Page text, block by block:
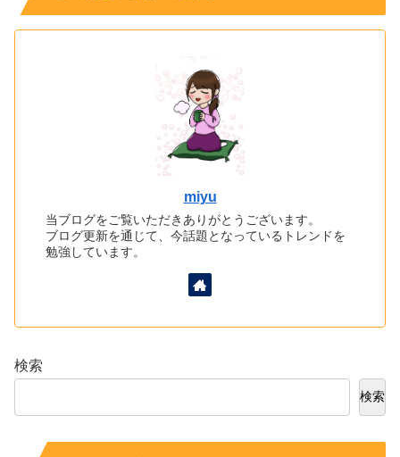
miyu
当ブログをご覧いただきありがとうございます。
ブログ更新を通じて、今話題となっているトレンドを
勉強しています。
検索
検索